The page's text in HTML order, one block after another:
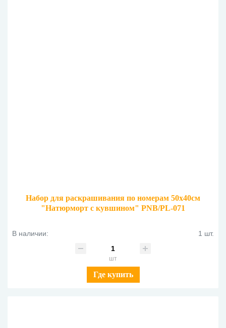
Набор для раскрашивания по номерам 50х40см
"Натюрморт с кувшином" PNB/PL-071
В наличии: 1 шт.
шт
Где купить